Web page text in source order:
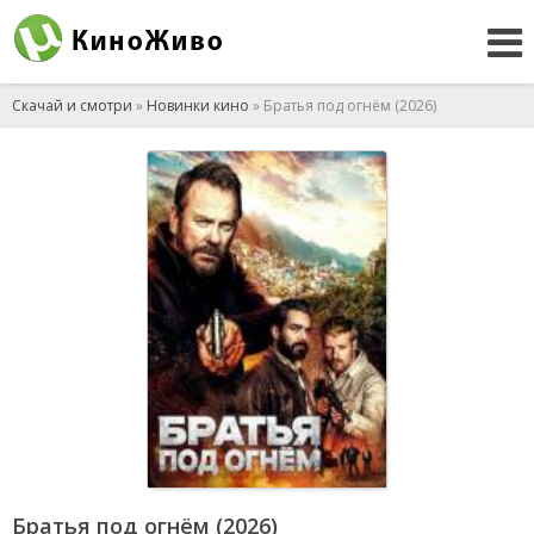
Скачай и смотри » Новинки кино » Братья под огнём (2026)
Братья под огнём (2026)